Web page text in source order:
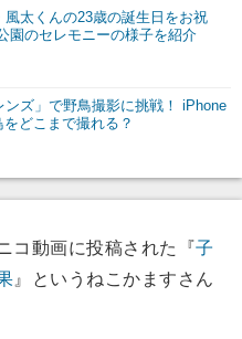
風太くんの23歳の誕生日をお祝
園のセレモニーの様子を紹介
ンズ」で野鳥撮影に挑戦！ iPhone
どこまで撮れる？
コ動画に投稿された『子
』というねこかますさん